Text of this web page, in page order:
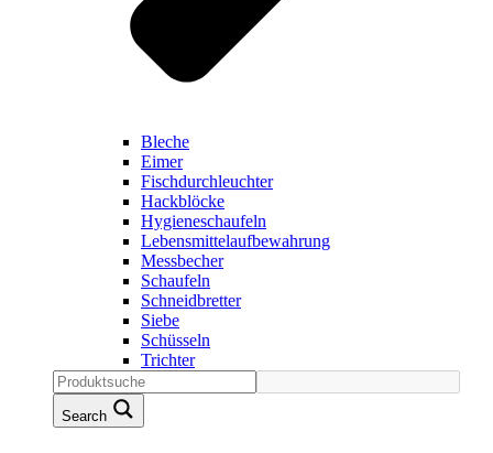
Bleche
Eimer
Fischdurchleuchter
Hackblöcke
Hygieneschaufeln
Lebensmittelaufbewahrung
Messbecher
Schaufeln
Schneidbretter
Siebe
Schüsseln
Trichter
Search